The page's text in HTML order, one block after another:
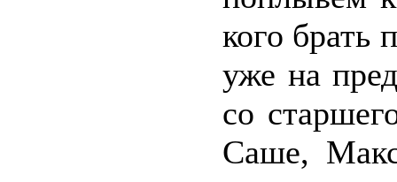
кого
уже на
со
Саше,